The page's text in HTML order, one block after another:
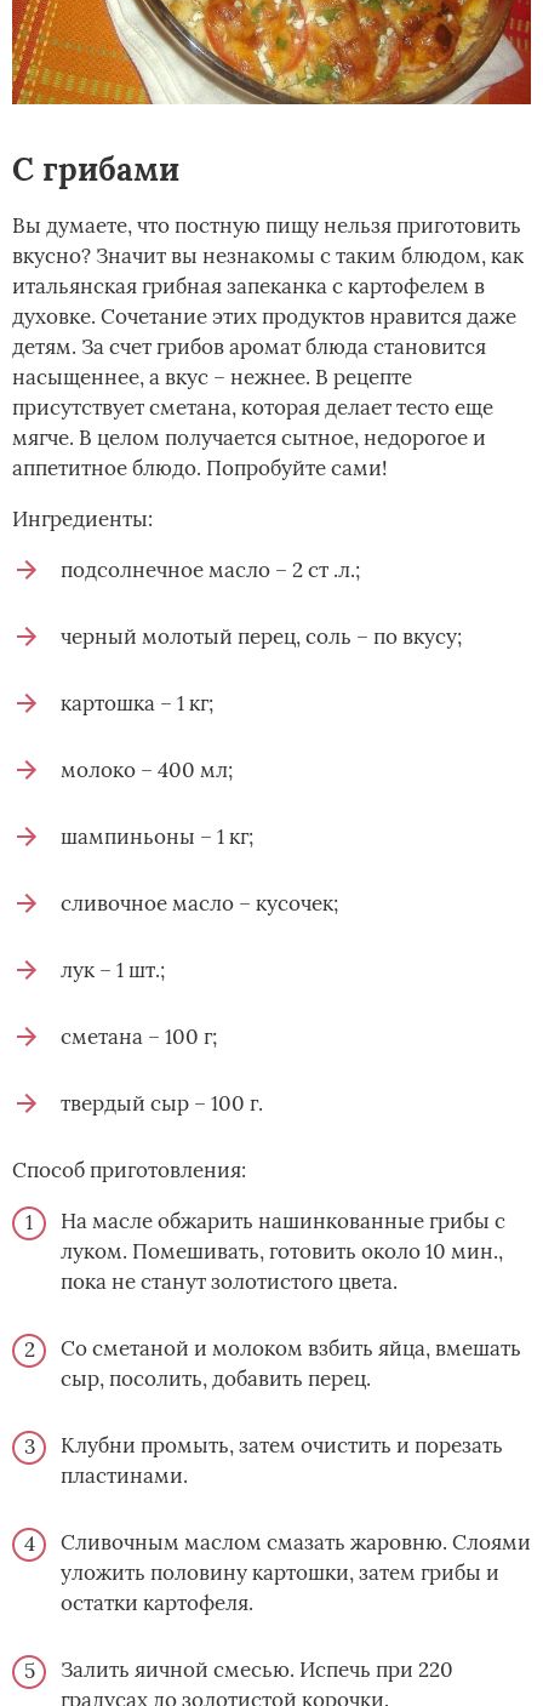
С грибами
Вы думаете, что постную пищу нельзя приготовить
вкусно? Значит вы незнакомы с таким блюдом, как
итальянская грибная запеканка с картофелем в
духовке. Сочетание этих продуктов нравится даже
детям. За счет грибов аромат блюда становится
насыщеннее, а вкус – нежнее. В рецепте
присутствует сметана, которая делает тесто еще
мягче. В целом получается сытное, недорогое и
аппетитное блюдо. Попробуйте сами!
Ингредиенты:
подсолнечное масло – 2 ст .л.;
черный молотый перец, соль – по вкусу;
картошка – 1 кг;
молоко – 400 мл;
шампиньоны – 1 кг;
сливочное масло – кусочек;
лук – 1 шт.;
сметана – 100 г;
твердый сыр – 100 г.
Способ приготовления:
На масле обжарить нашинкованные грибы с
луком. Помешивать, готовить около 10 мин.,
пока не станут золотистого цвета.
Со сметаной и молоком взбить яйца, вмешать
сыр, посолить, добавить перец.
Клубни промыть, затем очистить и порезать
пластинами.
Сливочным маслом смазать жаровню. Слоями
уложить половину картошки, затем грибы и
остатки картофеля.
Залить яичной смесью. Испечь при 220
градусах до золотистой корочки.